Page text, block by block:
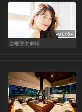
Vol.164
金曜美女劇場